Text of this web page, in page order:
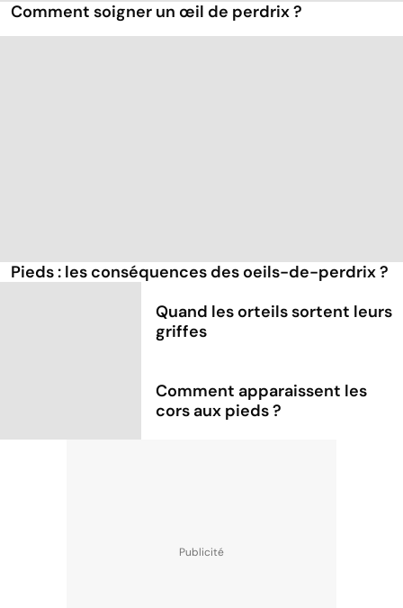
Comment soigner un œil de perdrix ?
Pieds : les conséquences des oeils-de-perdrix ?
Quand les orteils sortent leurs
griffes
Comment apparaissent les
cors aux pieds ?